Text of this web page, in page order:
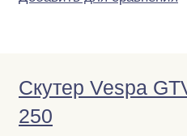
Скутер Vespa
250